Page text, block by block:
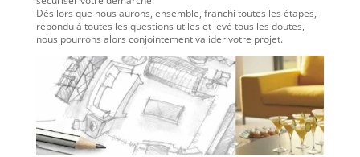
Dès lors que nous aurons, ensemble, franchi toutes les étapes,
répondu à toutes les questions utiles et levé tous les doutes,
nous pourrons alors conjointement valider votre projet.